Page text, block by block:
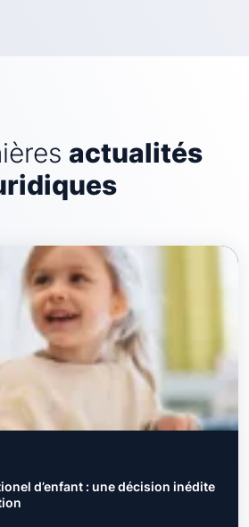
actualités
d’enfant : une décision inédite